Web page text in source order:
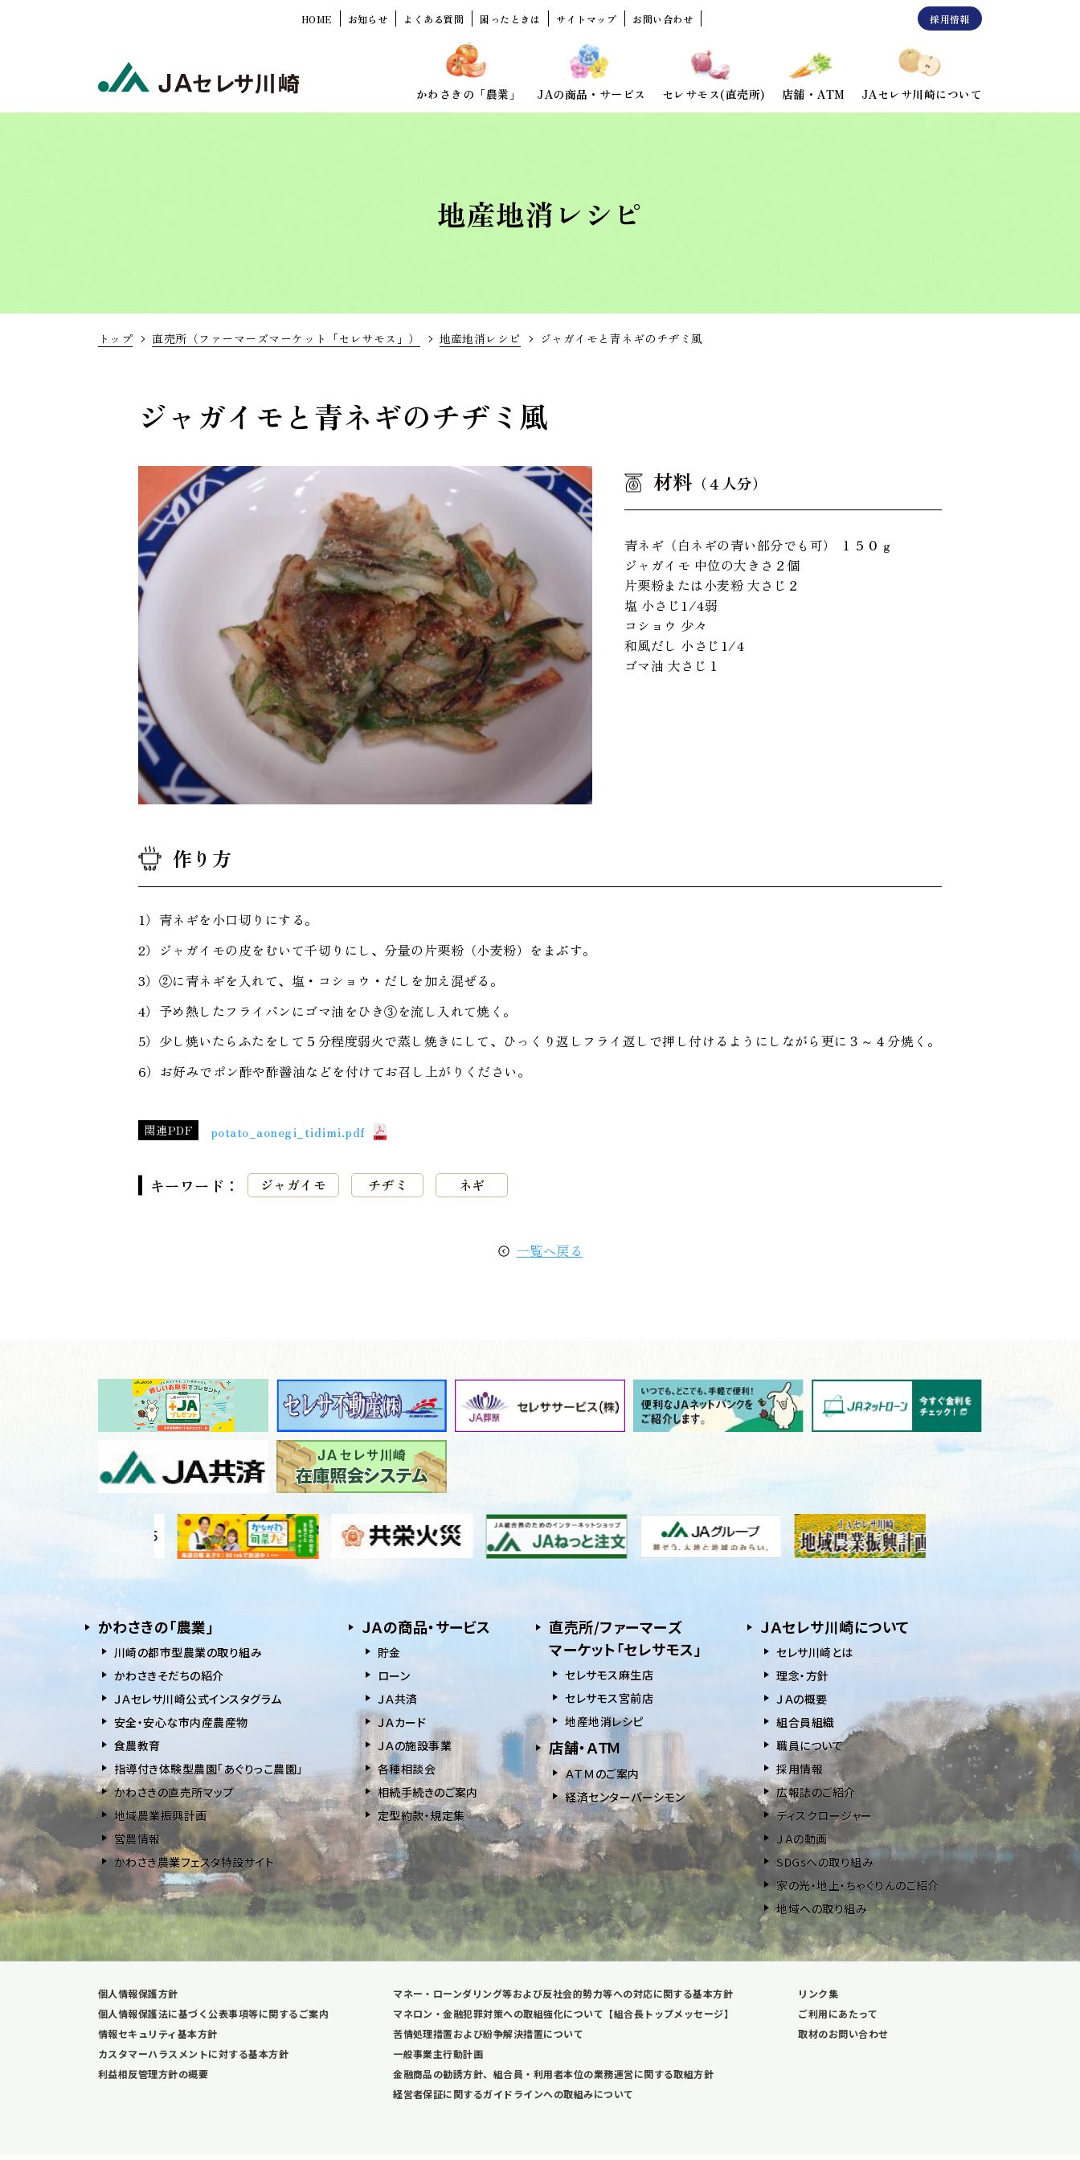
HOME お知らせ よくある質問 困ったときは サイトマップ お問い合わせ 採用情報
かわさきの「農業」 JAの商品・サービス セレサモス(直売所) 店舗・ATM JAセレサ川崎について
地産地消レシピ
トップ 直売所（ファーマーズマーケット「セレサモス」） 地産地消レシピ ジャガイモと青ネギのチヂミ風
ジャガイモと青ネギのチヂミ風
材料 （４人分）
青ネギ（白ネギの青い部分でも可） １５０ｇ
ジャガイモ 中位の大きさ２個
片栗粉または小麦粉 大さじ２
塩 小さじ1/4弱
コショウ 少々
和風だし 小さじ1/4
ゴマ油 大さじ１
作り方
青ネギを小口切りにする。
ジャガイモの皮をむいて千切りにし、分量の片栗粉（小麦粉）をまぶす。
②に青ネギを入れて、塩・コショウ・だしを加え混ぜる。
予め熱したフライパンにゴマ油をひき③を流し入れて焼く。
少し焼いたらふたをして５分程度弱火で蒸し焼きにして、ひっくり返しフライ返しで押し付けるようにしながら更に３～４分焼く。
お好みでポン酢や酢醤油などを付けてお召し上がりください。
関連PDF potato_aonegi_tidimi.pdf
キーワード： ジャガイモ チヂミ ネギ
一覧へ戻る
かわさきの「農業」
川崎の都市型農業の取り組み
かわさきそだちの紹介
ＪＡセレサ川崎公式インスタグラム
安全・安⼼な市内産農産物
⾷農教育
指導付き体験型農園「あぐりっこ農園」
かわさきの直売所マップ
地域農業振興計画
営農情報
かわさき農業フェスタ特設サイト
ＪＡの商品・サービス
貯⾦
ローン
ＪＡ共済
ＪＡカード
ＪＡの施設事業
各種相談会
相続⼿続きのご案内
定型約款・規定集
直売所/ファーマーズ
マーケット「セレサモス」
セレサモス麻生店
セレサモス宮前店
地産地消レシピ
店舗・ＡＴＭ
ＡＴＭのご案内
経済センターパーシモン
ＪＡセレサ川崎について
セレサ川崎とは
理念・方針
ＪＡの概要
組合員組織
職員について
採用情報
広報誌のご紹介
ディスクロージャー
ＪＡの動画
SDGsへの取り組み
家の光・地上・ちゃぐりんのご紹介
地域への取り組み
個人情報保護方針
個人情報保護法に基づく公表事項等に関するご案内
情報セキュリティ基本方針
カスタマーハラスメントに対する基本方針
利益相反管理方針の概要
マネー・ローンダリング等および反社会的勢力等への対応に関する基本方針
マネロン・金融犯罪対策への取組強化について【組合長トップメッセージ】
苦情処理措置および紛争解決措置について
一般事業主行動計画
金融商品の勧誘方針、組合員・利用者本位の業務運営に関する取組方針
経営者保証に関するガイドラインへの取組みについて
リンク集
ご利用にあたって
取材のお問い合わせ